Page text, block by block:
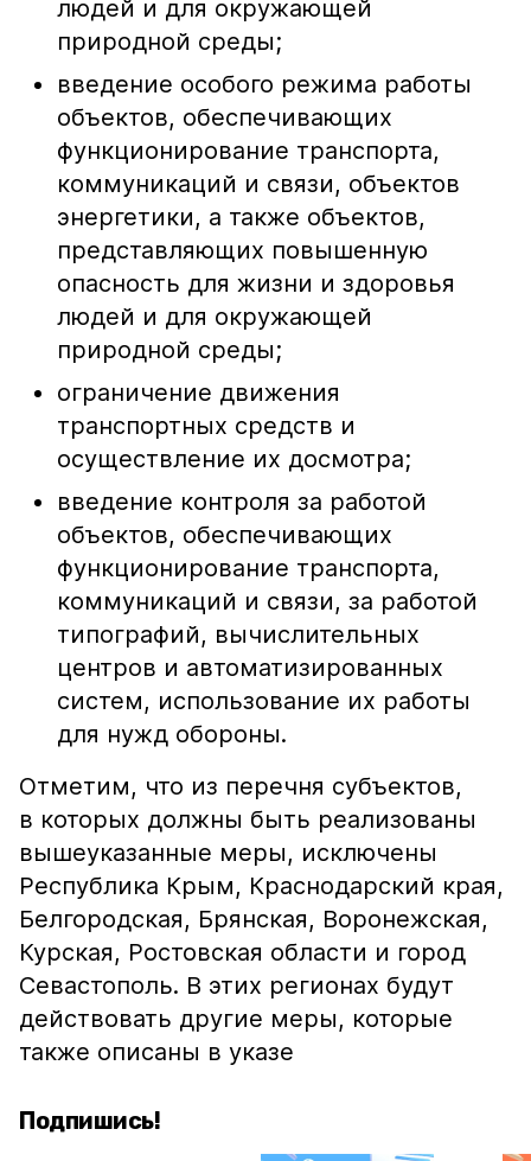
людей и для окружающей
природной среды;
введение особого режима работы
объектов, обеспечивающих
функционирование транспорта,
коммуникаций и связи, объектов
энергетики, а также объектов,
представляющих повышенную
опасность для жизни и здоровья
людей и для окружающей
природной среды;
ограничение движения
транспортных средств и
осуществление их досмотра;
введение контроля за работой
объектов, обеспечивающих
функционирование транспорта,
коммуникаций и связи, за работой
типографий, вычислительных
центров и автоматизированных
систем, использование их работы
для нужд обороны.
Отметим, что из перечня субъектов,
в которых должны быть реализованы
вышеуказанные меры, исключены
Республика Крым, Краснодарский края,
Белгородская, Брянская, Воронежская,
Курская, Ростовская области и город
Севастополь. В этих регионах будут
действовать другие меры, которые
также описаны в указе
Подпишись!